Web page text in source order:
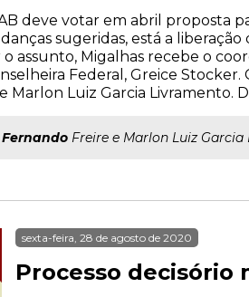
deve votar em abril proposta
sugeridas, está a
o assunto, Migalhas recebe o
Federal, Greice
Luiz Garcia Livramento.
Fernando Freire e Marlon Luiz Garcia
sexta-feira, 28 de agosto de 2020
Processo decisório